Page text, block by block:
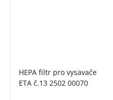
HEPA filtr pro vysavače
ETA č.13 2502 00070